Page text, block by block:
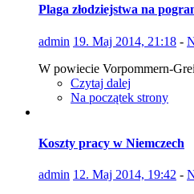
Plaga złodziejstwa na
admin 19. Maj 2014, 21:18 -
W powiecie Vorpommern-
Czytaj dalej
Na początek strony
Koszty pracy w Niemczech
admin 12. Maj 2014, 19:42 -